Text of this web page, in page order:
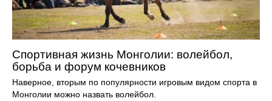
Спортивная жизнь Монголии: волейбол,
борьба и форум кочевников
Наверное, вторым по популярности игровым видом спорта в
Монголии можно назвать волейбол.